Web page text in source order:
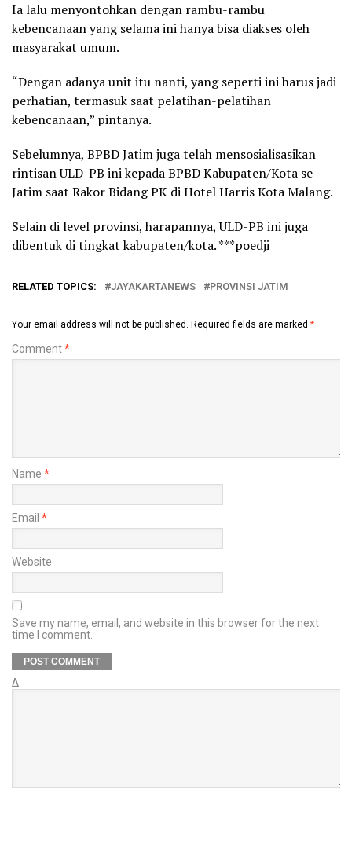
Ia lalu menyontohkan dengan rambu-rambu
kebencanaan yang selama ini hanya bisa diakses oleh
masyarakat umum.
“Dengan adanya unit itu nanti, yang seperti ini harus jadi
perhatian, termasuk saat pelatihan-pelatihan
kebencanaan,” pintanya.
Sebelumnya, BPBD Jatim juga telah mensosialisasikan
rintisan ULD-PB ini kepada BPBD Kabupaten/Kota se-
Jatim saat Rakor Bidang PK di Hotel Harris Kota Malang.
Selain di level provinsi, harapannya, ULD-PB ini juga
dibentuk di tingkat kabupaten/kota. ***poedji
RELATED TOPICS: JAYAKARTANEWS PROVINSI JATIM
Your email address will not be published. Required fields are marked *
Comment*
Name *
Email *
Website
Save my name, email, and website in this browser for the next
time I comment.
Δ